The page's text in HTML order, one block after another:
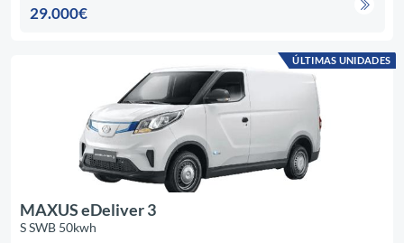
29.000€
ÚLTIMAS UNIDADES
MAXUS eDeliver 3
S SWB 50kwh